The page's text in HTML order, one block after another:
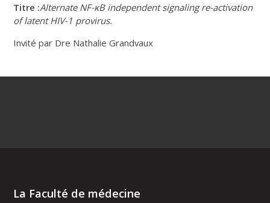
Titre :Alternate NF-κB independent signaling re-activation
of latentHIV-1 provirus.
Invité par Dre Nathalie Grandvaux
La Faculté de médecine